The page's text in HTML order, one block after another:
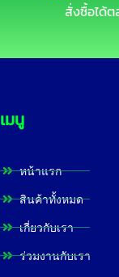
สั่งซื้อได้
เมนู
หน้าแรก
สินค้าทั้งหมด
เกี่ยวกับเรา
ร่วมงานกับเรา